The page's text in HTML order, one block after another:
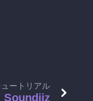
ートリアル
Soundiiz